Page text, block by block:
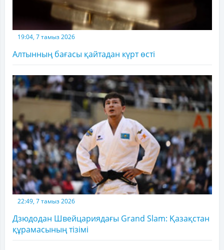
19:04, 7 тамыз 2026
Алтынның бағасы қайтадан күрт өсті
22:49, 7 тамыз 2026
Дзюдодан Швейцариядағы Grand Slam: Қазақстан
құрамасының тізімі